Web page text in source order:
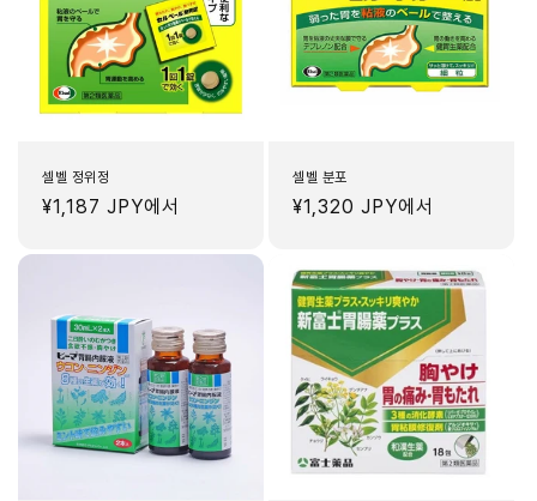
셀벨 정위정
정
¥1,187 JPY에서
셀벨 분포
정
¥1,320 JPY에서